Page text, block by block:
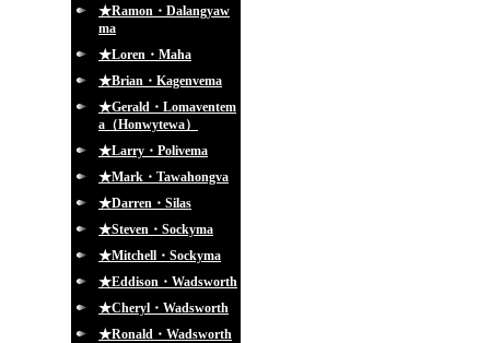
★Ramon・Dalangyaw
ma
★Loren・Maha
★Brian・Kagenvema
★Gerald・Lomaventem
a（Honwytewa）
★Larry・Polivema
★Mark・Tawahongva
★Darren・Silas
★Steven・Sockyma
★Mitchell・Sockyma
★Eddison・Wadsworth
★Cheryl・Wadsworth
★Ronald・Wadsworth